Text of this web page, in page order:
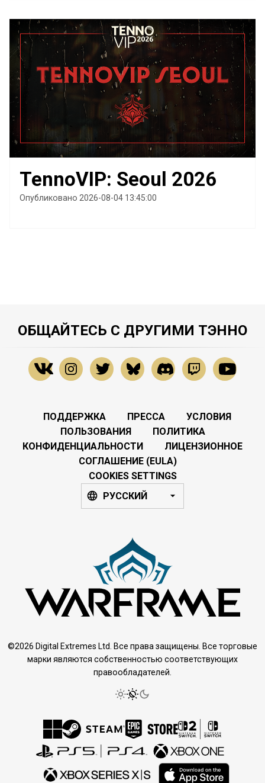
TennoVIP: Seoul 2026
Опубликовано 2026-08-04 13:45:00
ОБЩАЙТЕСЬ С ДРУГИМИ ТЭННО
ПОДДЕРЖКА ПРЕССА
УСЛОВИЯ
ПОЛЬЗОВАНИЯ
ПОЛИТИКА
КОНФИДЕНЦИАЛЬНОСТИ
ЛИЦЕНЗИОННОЕ
СОГЛАШЕНИЕ (EULA)
COOKIES SETTINGS
РУССКИЙ
©2026 Digital Extremes Ltd. Все права защищены. Все торговые
марки являются собственностью соответствующих
правообладателей.